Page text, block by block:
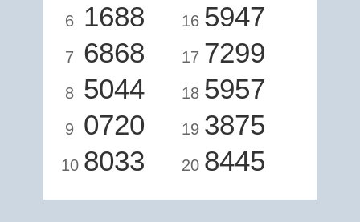
6 1688
7 6868
8 5044
9 0720
10 8033
16 5947
17 7299
18 5957
19 3875
20 8445